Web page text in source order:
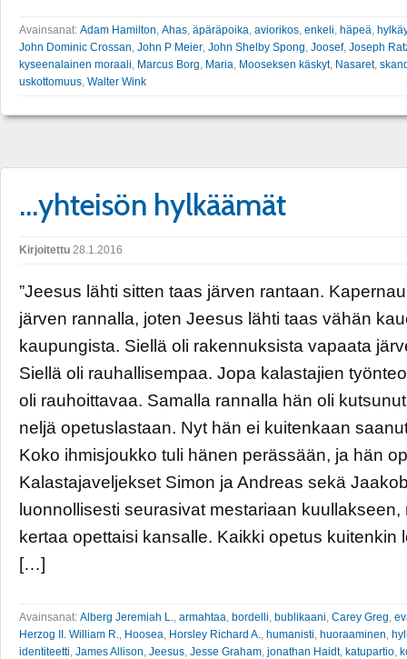
Avainsanat: Adam Hamilton Ahas äpäräpoika aviorikos enkeli häpeä
John Dominic Crossan John P Meier John Shelby Spong Joosef, Joseph
kyseenalainen moraali Marcus Borg Maria Mooseksen käskyt, Nasaret,
uskottomuus Walter Wink
…yhteisön hylkäämät
Kirjoitettu 28.1.2016
”Jeesus lähti sitten taas järven rantaan.
järven rannalla, joten Jeesus lähti taas vähän
kaupungista. Siellä oli rakennuksista vapaata
Siellä oli rauhallisempaa. Jopa kalastajien
oli rauhoittavaa. Samalla rannalla hän oli
neljä opetuslastaan. Nyt hän ei kuitenkaan
Koko ihmisjoukko tuli hänen perässään, ja hän
Kalastajaveljekset Simon ja Andreas sekä
luonnollisesti seurasivat mestariaan kuullakseen,
kertaa opettaisi kansalle. Kaikki opetus kuitenkin
[…]
Avainsanat: Alberg Jeremiah L., armahtaa, bordelli, bublikaani, Carey Greg,
Herzog II. William R., Hoosea, Horsley Richard A., humanisti, huoraaminen,
identiteetti, James Allison, Jeesus, Jesse Graham, jonathan Haidt, katupartio,